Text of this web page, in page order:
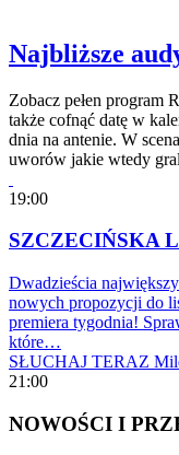
Najbliższe
Zobacz pełen program
także cofnąć datę w
dnia na antenie. W
uworów jakie wtedy
19:00
SZCZECIŃSKA
Dwadzieścia
nowych propozycji do
premiera tygodnia!
które…
SŁUCHAJ TERAZ
21:00
NOWOŚCI I